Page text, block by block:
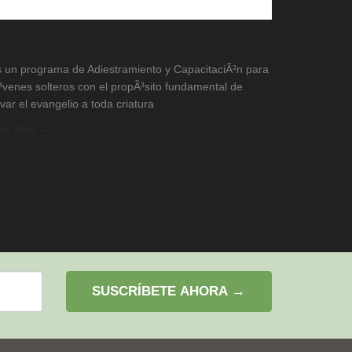
un programa de Adiestramiento y CapacitaciÃ³n para
solteros con el propÃ³sito fundamental de
el evangelio a toda criatura
SUSCRÍBETE AHORA →